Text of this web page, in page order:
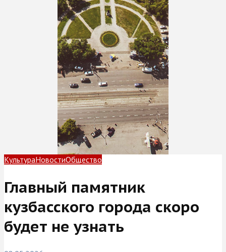
КультураНовостиОбщество
Главный памятник
кузбасского города скоро
будет не узнать